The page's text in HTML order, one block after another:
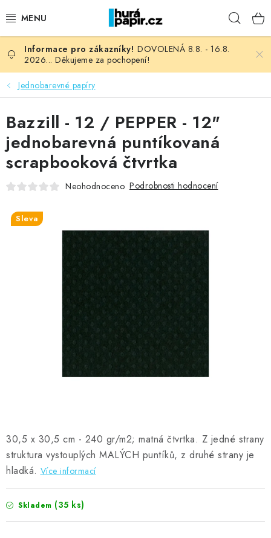
na
NOVINKY
HURÁ DÍLNA
VŠECHNO ZBOŽÍ
KNIHAŘSKÝ MATERIÁL
OBLÍBENÉ ♥️
FOTORECENZE
MOJE OBJEDNÁVKA
Kontakty Moje objednávka
Hodnocení obchodu
Obchodní podmínky
Podmínky ochrany osobních údajů
Ověřování recenzí
DOVOLENÁ 8.8. - 16.8.
2026... Děkujeme za pochopení!
Jednobarevné papíry
30,5 x 30,5 cm - 240 gr/m2; matná čtvrtka. Z jedné strany
struktura vystouplých MALÝCH puntíků, z druhé strany je
hladká. Více informací
Skladem (35 ks)
Bazzill - 12 / PEPPER - 12"
jednobarevná puntíkovaná
scrapbooková čtvrtka
Neohodnoceno Podrobnosti hodnocení
Sleva